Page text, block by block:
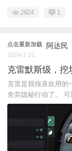
2924 1
点击重新加载 阿达民
2024-1-21
克雷默斯级，挖
克雷是我很喜欢用的
舍弃隐秘行动了。 可